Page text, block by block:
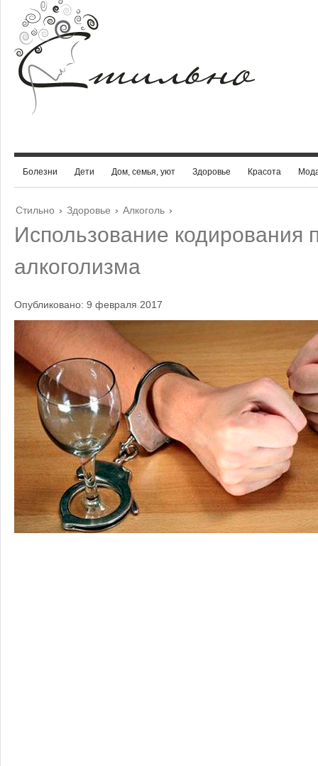
Болезни Дети Дом, семья, уют Здоровье Красота
Стильно › Здоровье › Алкоголь ›
Использование кодирования
алкоголизма
Опубликовано: 9 февраля 2017